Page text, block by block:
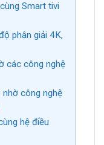
Smart tivi
phân giải 4K,
các công nghệ
nhờ công nghệ
hệ điều